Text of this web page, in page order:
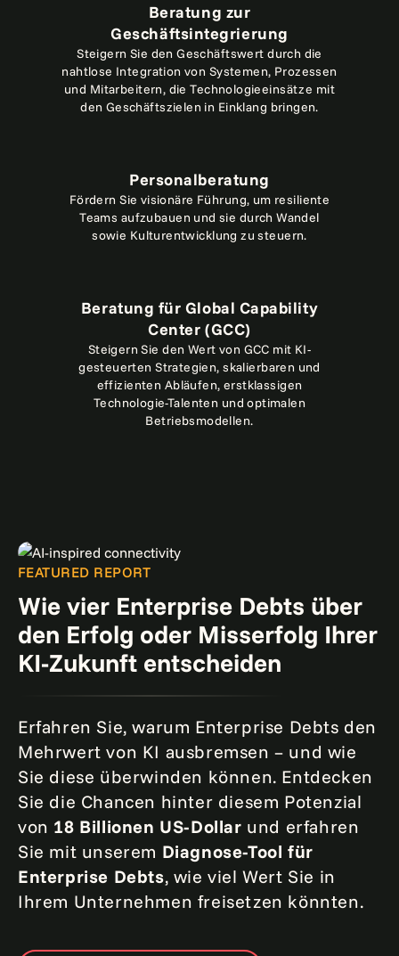
Beratung zur
Geschäftsintegrierung
Steigern Sie den Geschäftswert durch die
nahtlose Integration von Systemen, Prozessen
und Mitarbeitern, die Technologieeinsätze mit
den Geschäftszielen in Einklang bringen.
Personalberatung
Fördern Sie visionäre Führung, um resiliente
Teams aufzubauen und sie durch Wandel
sowie Kulturentwicklung zu steuern.
Beratung für Global Capability
Center (GCC)
Steigern Sie den Wert von GCC mit KI-
gesteuerten Strategien, skalierbaren und
effizienten Abläufen, erstklassigen
Technologie-Talenten und optimalen
Betriebsmodellen.
FEATURED REPORT
Wie vier Enterprise Debts über
den Erfolg oder Misserfolg Ihrer
KI-Zukunft entscheiden
Erfahren Sie, warum Enterprise Debts den
Mehrwert von KI ausbremsen – und wie
Sie diese überwinden können. Entdecken
Sie die Chancen hinter diesem Potenzial
von 18 Billionen US-Dollar und erfahren
Sie mit unserem Diagnose-Tool für
Enterprise Debts, wie viel Wert Sie in
Ihrem Unternehmen freisetzen könnten.